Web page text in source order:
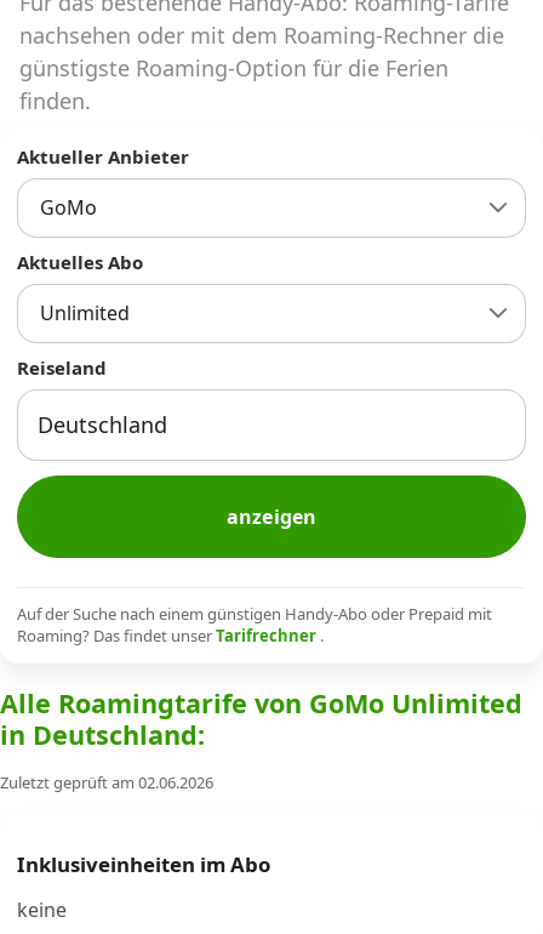
Abos für Tablets, Hotspots und Smart
Watches
Alle Anbieter
Mobilfunknetz Schweiz
Handy-Abo-Aktionen
Handy-Abo kündigen oder
Alle Mobile-Vergleiche
Internet, TV, Telefon
Kombi-Angebote
News
nachsehen oder mit dem Roaming-Rechner die
günstigste Roaming-Option für die Ferien
finden.
Aktueller Anbieter
GoMo
Aktuelles Abo
Unlimited
Reiseland
anzeigen
Auf der Suche nach einem günstigen Handy-Abo oder Prepaid mit
Roaming? Das findet unserTarifrechner .
Alle Roamingtarife von GoMo Unlimited
in Deutschland:
Zuletzt geprüft am 02.06.2026
Inklusiveinheiten im Abo
keine